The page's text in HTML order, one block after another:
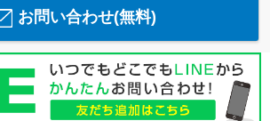
お問い合わせ(無料)